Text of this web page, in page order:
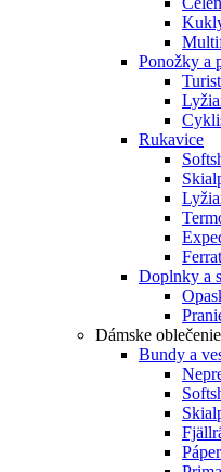
Ponožky a
Rukavice
Doplnky a
Dámske oblečenie
Bundy a